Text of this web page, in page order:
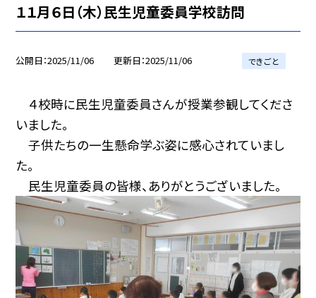
１１月６日（木）民生児童委員学校訪問
公開日 2025/11/06 更新日 2025/11/06 できごと
４校時に民生児童委員さんが授業参観してくださ
いました。
子供たちの一生懸命学ぶ姿に感心されていまし
た。
民生児童委員の皆様、ありがとうございました。